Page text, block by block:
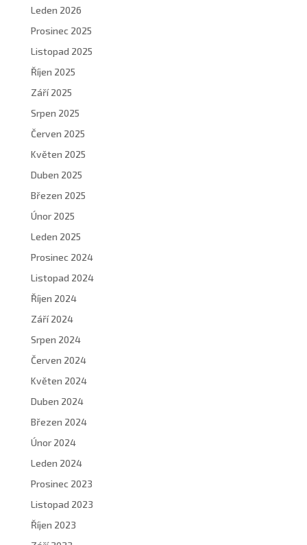
Leden 2026
Prosinec 2025
Listopad 2025
Říjen 2025
Září 2025
Srpen 2025
Červen 2025
Květen 2025
Duben 2025
Březen 2025
Únor 2025
Leden 2025
Prosinec 2024
Listopad 2024
Říjen 2024
Září 2024
Srpen 2024
Červen 2024
Květen 2024
Duben 2024
Březen 2024
Únor 2024
Leden 2024
Prosinec 2023
Listopad 2023
Říjen 2023